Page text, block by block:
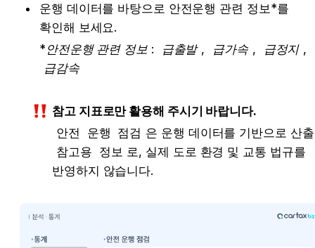
운행 데이터를 바탕으로 안전운행 관련 정보*를
확인해 보세요.
* 안전운행 관련 정보 : 급출발 , 급가속 , 급정지
급감속
참고 지표로만 활용해 주시기 바랍니다.
안전 운행 점검
참고용 정보 로, 실제 도로 환경 및 교통 법규를
반영하지 않습니다.